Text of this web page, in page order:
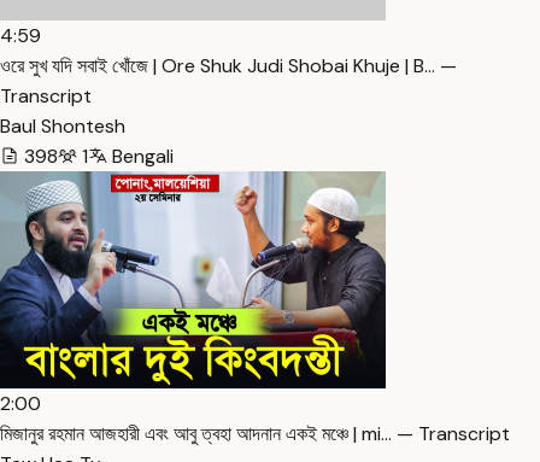
4:59
ওরে সুখ যদি সবাই খোঁজে | Ore Shuk Judi Shobai Khuje | B… —
Transcript
Baul Shontesh
398
1 Bengali
2:00
মিজানুর রহমান আজহারী এবং আবু ত্বহা আদনান একই মঞ্চে | mi… — Transcript